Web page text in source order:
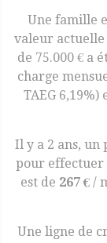
Une famille
valeur actuelle
de 75.000 € a
charge
TAEG
Il y a 2 ans, un
pour effectuer
est de 267 € /
Une ligne de